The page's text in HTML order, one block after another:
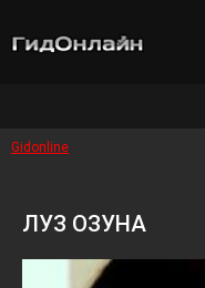
Gidonline
ЛУЗ ОЗУНА